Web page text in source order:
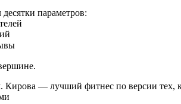
параметров:
⠀
⠀
Кирова — лучший фитнес по версии тех,